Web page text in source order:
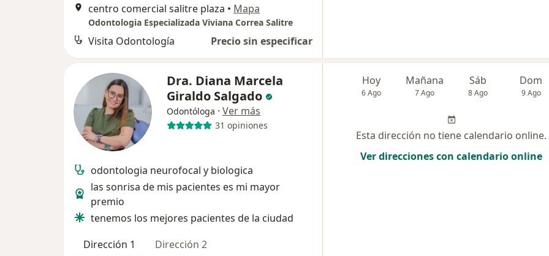
centro comercial salitre plaza • Mapa
Odontologia Especializada Viviana Correa Salitre
Visita Odontología Precio sin especificar
Dra. Diana Marcela
Giraldo Salgado
Odontóloga · Ver más
31 opiniones
odontologia neurofocal y biologica
las sonrisa de mis pacientes es mi mayor
premio
tenemos los mejores pacientes de la ciudad
Dirección 1
Dirección 2
Hoy
6 Ago
Mañana
7 Ago
Sáb
8 Ago
Dom
9 Ago
Esta dirección no tiene calendario online.
Ver direcciones con calendario online